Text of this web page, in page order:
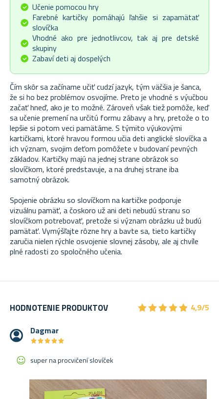
Učenie pomocou hry
Farebné kartičky pomáhajú ľahšie si zapamätať
slovíčka
Vhodné ako pre jednotlivcov, tak aj pre detské
skupiny
Zabaví deti aj dospelých
Čím skôr sa začíname učiť cudzí jazyk, tým väčšia je šanca,
že si ho bez problémov osvojíme. Preto je vhodné s výučbou
začať hneď, ako je to možné. Zároveň však tiež pomôže, keď
sa učenie premení na určitú formu zábavy a hry, pretože o to
lepšie si potom veci pamätáme. S týmito výukovými
kartičkami, ktoré hravou formou učia deti anglické slovíčka a
ich význam, svojim deťom pomôžete v budovaní pevných
základov. Kartičky majú na jednej strane obrázok so
slovíčkom, ktoré predstavuje, a na druhej strane iba
samotný obrázok.
Spojenie obrázku so slovíčkom na kartičke podporuje
vizuálnu pamäť, a čoskoro už ani deti nebudú stranu so
slovíčkom potrebovať, pretože si význam obrázku už budú
pamätať. Vymýšľajte rôzne hry a bavte sa, tieto kartičky
zaručia nielen rýchle osvojenie slovnej zásoby, ale aj chvíle
plné radosti zo spoločného učenia.
HODNOTENIE PRODUKTOV ★★★★★
★★★★★ 4,9/5
Dagmar
★★★★★
★★★★★
super na procvičení slovíček